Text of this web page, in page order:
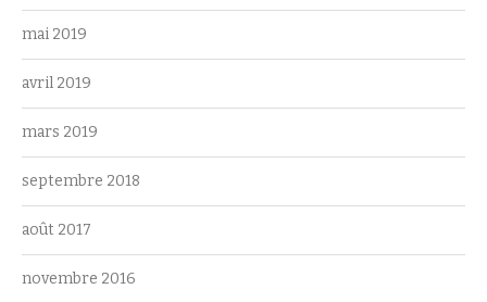
mai 2019
avril 2019
mars 2019
septembre 2018
août 2017
novembre 2016